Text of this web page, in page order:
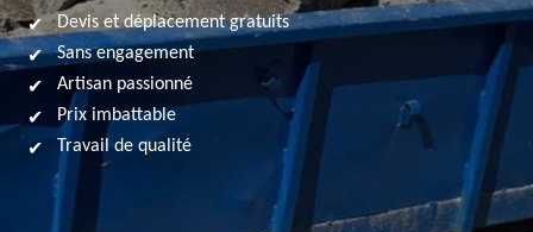
Devis et déplacement gratuits
Sans engagement
Artisan passionné
Prix imbattable
Travail de qualité